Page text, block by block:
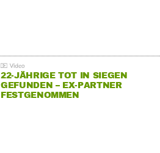
22-JÄHRIGE TOT IN SIEGEN
GEFUNDEN – EX-PARTNER
FESTGENOMMEN